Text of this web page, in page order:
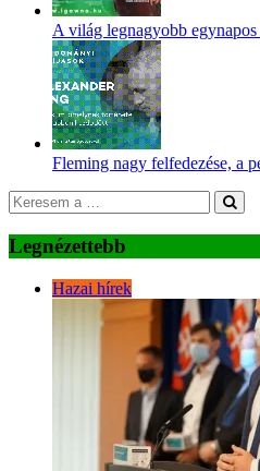
A világ legnagyobb
Fleming nagy felfedezése, a
Legnézettebb
Hazai hírek